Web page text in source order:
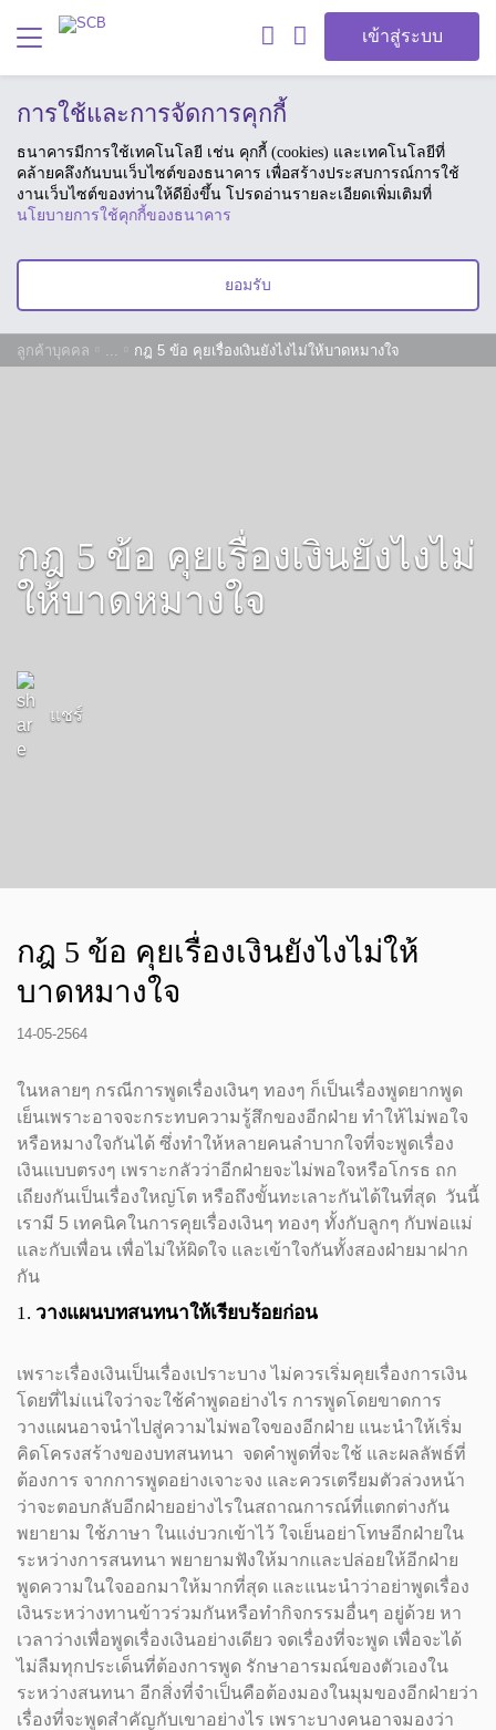
เข้าสู่ระบบ
การใช้และการจัดการคุกกี้
ธนาคารมีการใช้เทคโนโลยี เช่น คุกกี้ (cookies) และเทคโนโลยีที่
คล้ายคลึงกันบนเว็บไซต์ของธนาคาร เพื่อสร้างประสบการณ์การใช้
งานเว็บไซต์ของท่านให้ดียิ่งขึ้น โปรดอ่านรายละเอียดเพิ่มเติมที่
นโยบายการใช้คุกกี้ของธนาคาร
ยอมรับ
ลูกค้าบุคคล ... กฎ 5 ข้อ คุยเรื่องเงินยังไงไม่ให้บาดหมางใจ
กฎ 5 ข้อ คุยเรื่องเงินยังไงไม่
ให้บาดหมางใจ
แชร์
กฎ 5 ข้อ คุยเรื่องเงินยังไงไม่ให้
บาดหมางใจ
14-05-2564
ในหลายๆ กรณีการพูดเรื่องเงินๆ ทองๆ ก็เป็นเรื่องพูดยากพูด
เย็นเพราะอาจจะกระทบความรู้สึกของอีกฝ่าย ทำให้ไม่พอใจ
หรือหมางใจกันได้ ซึ่งทำให้หลายคนลำบากใจที่จะพูดเรื่อง
เงินแบบตรงๆ เพราะกลัวว่าอีกฝ่ายจะไม่พอใจหรือโกรธ ถก
เถียงกันเป็นเรื่องใหญ่โต หรือถึงขั้นทะเลาะกันได้ในที่สุด วันนี้
เรามี 5 เทคนิคในการคุยเรื่องเงินๆ ทองๆ ทั้งกับลูกๆ กับพ่อแม่
และกับเพื่อน เพื่อไม่ให้ผิดใจ และเข้าใจกันทั้งสองฝ่ายมาฝาก
กัน
1. วางแผนบทสนทนาให้เรียบร้อยก่อน
เพราะเรื่องเงินเป็นเรื่องเปราะบาง ไม่ควรเริ่มคุยเรื่องการเงิน
โดยที่ไม่แน่ใจว่าจะใช้คำพูดอย่างไร การพูดโดยขาดการ
วางแผนอาจนำไปสู่ความไม่พอใจของอีกฝ่าย แนะนำให้เริ่ม
คิดโครงสร้างของบทสนทนา จดคำพูดที่จะใช้ และผลลัพธ์ที่
ต้องการ จากการพูดอย่างเจาะจง และควรเตรียมตัวล่วงหน้า
ว่าจะตอบกลับอีกฝ่ายอย่างไรในสถาณการณ์ที่แตกต่างกัน
พยายาม ใช้ภาษา ในแง่บวกเข้าไว้ ใจเย็นอย่าโทษอีกฝ่ายใน
ระหว่างการสนทนา พยายามฟังให้มากและปล่อยให้อีกฝ่าย
พูดความในใจออกมาให้มากที่สุด และแนะนำว่าอย่าพูดเรื่อง
เงินระหว่างทานข้าวร่วมกันหรือทำกิจกรรมอื่นๆ อยู่ด้วย หา
เวลาว่างเพื่อพูดเรื่องเงินอย่างเดียว จดเรื่องที่จะพูด เพื่อจะได้
ไม่ลืมทุกประเด็นที่ต้องการพูด รักษาอารมณ์ของตัวเองใน
ระหว่างสนทนา อีกสิ่งที่จำเป็นคือต้องมองในมุมของอีกฝ่ายว่า
เรื่องที่จะพูดสำคัญกับเขาอย่างไร เพราะบางคนอาจมองว่า